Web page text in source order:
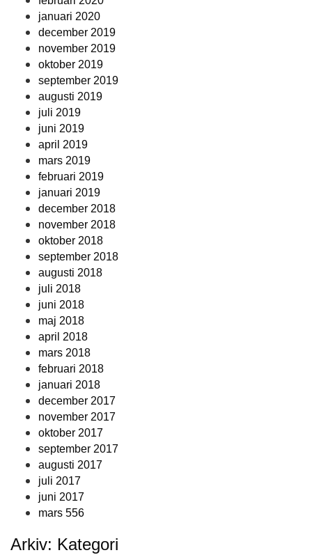
januari 2020
december 2019
november 2019
oktober 2019
september 2019
augusti 2019
juli 2019
juni 2019
april 2019
mars 2019
februari 2019
januari 2019
december 2018
november 2018
oktober 2018
september 2018
augusti 2018
juli 2018
juni 2018
maj 2018
april 2018
mars 2018
februari 2018
januari 2018
december 2017
november 2017
oktober 2017
september 2017
augusti 2017
juli 2017
juni 2017
mars 556
Arkiv: Kategori